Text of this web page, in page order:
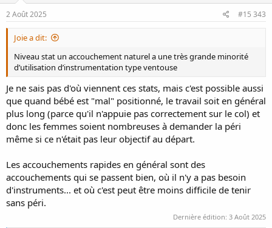
n
s
2 Août 2025 #15 343
Joie a dit:
Niveau stat un accouchement naturel a une très grande minorité
d’utilisation d’instrumentation type ventouse
Je ne sais pas d'où viennent ces stats, mais c'est possible aussi
que quand bébé est "mal" positionné, le travail soit en général
plus long (parce qu'il n'appuie pas correctement sur le col) et
donc les femmes soient nombreuses à demander la péri
même si ce n'était pas leur objectif au départ.
Les accouchements rapides en général sont des
accouchements qui se passent bien, où il n'y a pas besoin
d'instruments... et où c'est peut être moins difficile de tenir
sans péri.
Dernière édition: 3 Août 2025